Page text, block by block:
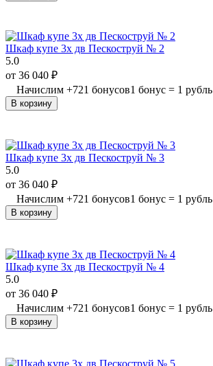
Шкаф купе 3х дв Пескоструй № 2
5.0
от 36 040 ₽
Начислим +721 бонусов1 бонус = 1 рубль
В корзину
Шкаф купе 3х дв Пескоструй № 3
5.0
от 36 040 ₽
Начислим +721 бонусов1 бонус = 1 рубль
В корзину
Шкаф купе 3х дв Пескоструй № 4
5.0
от 36 040 ₽
Начислим +721 бонусов1 бонус = 1 рубль
В корзину